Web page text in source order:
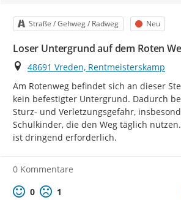
Kategorie
Straße / Gehweg / Radweg Status
Neu
Loser Untergrund auf dem Roten
Ort
48691 Vreden, Rentmeisterskamp
Am Rotenweg befindet sich an dieser
kein befestigter Untergrund. Dadurch
Sturz- und Verletzungsgefahr,
Schulkinder, die den Weg täglich
ist dringend erforderlich.
0 Kommentare
0
1